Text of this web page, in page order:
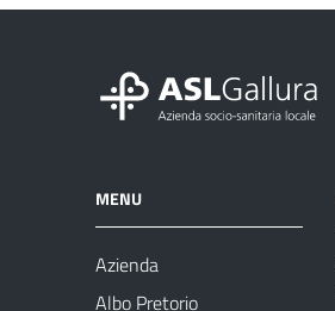
MENU
Azienda
Albo Pretorio